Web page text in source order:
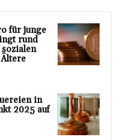
für junge
rund
in
2025 auf